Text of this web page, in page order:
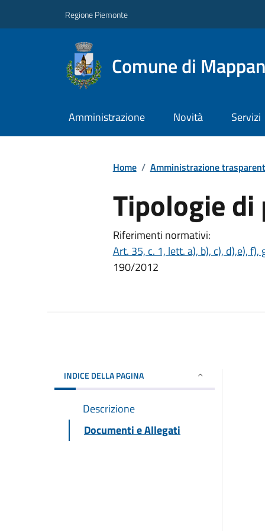
Regione Piemonte
Comune di
Amministrazione Novità Servizi
Home / Amministrazione
Tipologie
Riferimenti normativi:
Art. 35, c. 1, lett. a), b), c), d),e),
190/2012
INDICE DELLA PAGINA
Descrizione
Documenti e Allegati